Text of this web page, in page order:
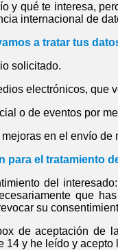
y qué te interesa,
internacional de
a tratar tus
solicitado.
electrónicos, que
o de eventos por
en el envío
para el tratamiento
del
que
su
de aceptación de
14 y he leído y acepto